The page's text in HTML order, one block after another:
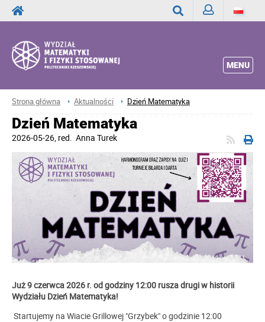
MENU
Strona główna Aktualności Dzień Matematyka
Dzień Matematyka
2026-05-26, red. Anna Turek
Już 9 czerwca 2026 r. od godziny 12:00 rusza drugi w historii
Wydziału Dzień Matematyka!
Startujemy na Wiacie Grillowej "Grzybek" o godzinie 12:00